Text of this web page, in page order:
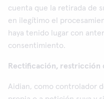
cuenta que la retirada de
en ilegítimo el
haya tenido lugar con
consentimiento.
Rectificación, restricción
Aidian, como controlador